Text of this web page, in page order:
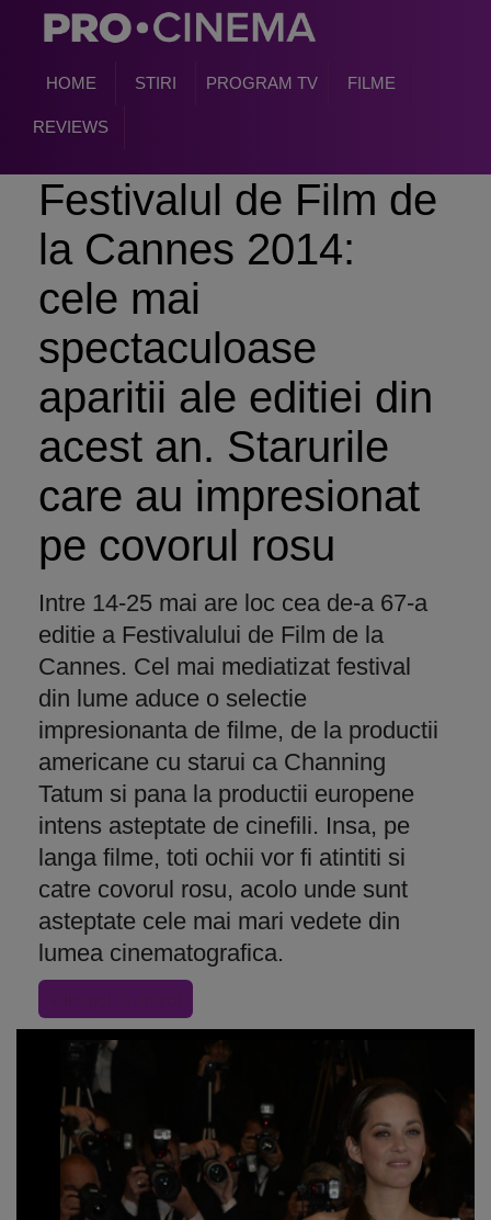
HOME STIRI PROGRAM TV FILME
REVIEWS
Festivalul de Film de
la Cannes 2014:
cele mai
spectaculoase
aparitii ale editiei din
acest an. Starurile
care au impresionat
pe covorul rosu
Intre 14-25 mai are loc cea de-a 67-a
editie a Festivalului de Film de la
Cannes. Cel mai mediatizat festival
din lume aduce o selectie
impresionanta de filme, de la productii
americane cu starui ca Channing
Tatum si pana la productii europene
intens asteptate de cinefili. Insa, pe
langa filme, toti ochii vor fi atintiti si
catre covorul rosu, acolo unde sunt
asteptate cele mai mari vedete din
lumea cinematografica.